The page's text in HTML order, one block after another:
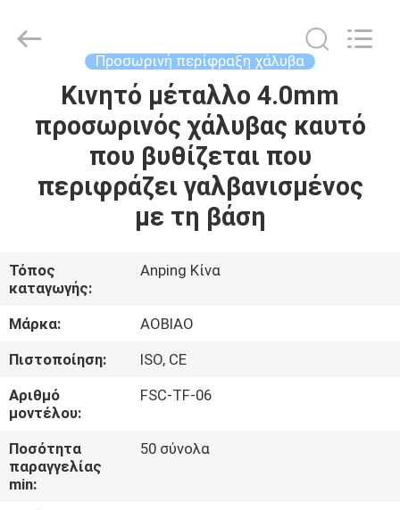
ΠΡΟΪΌΝΤΑ
ΠΕΡΊΠΟΥ
ΓΎΡΟΣ
ΕΡΓΟΣΤΑΣΊΩΝ
ΠΟΙΟΤΙΚΌΣ
ΈΛΕΓΧΟΣ
ΜΑΣ
Co.,Ltd.
Προσωρινή περίφραξη χάλυβα
Κινητό μέταλλο 4.0mm
προσωρινός χάλυβας καυτό
που βυθίζεται που
περιφράζει γαλβανισμένος
με τη βάση
Τόπος
καταγωγής:
Anping Κίνα
Μάρκα:
AOBIAO
Πιστοποίηση:
ISO, CE
Αριθμό
μοντέλου:
FSC-TF-06
Ποσότητα
παραγγελίας
min:
50 σύνολα